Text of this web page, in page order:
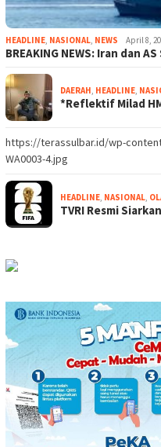
HEADLINE NASIONAL NEWS April 8,
BREAKING NEWS: Iran dan
DAERAH HEADLINE
*Reflektif Milad
https://terassulbar.id/wp-
WA0003-4.jpg
HEADLINE NASIONAL
TVRI Resmi